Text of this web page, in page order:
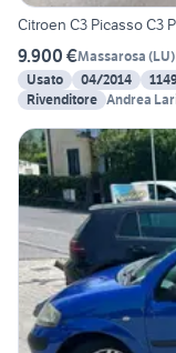
Citroen C3 Picasso C3
9.900 €Massarosa (LU)
Usato
04/2014
Rivenditore Andrea